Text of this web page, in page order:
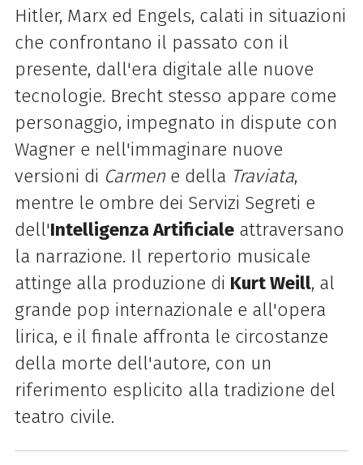
Hitler, Marx ed Engels, calati in situazioni
che confrontano il passato con il
presente, dall'era digitale alle nuove
tecnologie. Brecht stesso appare come
personaggio, impegnato in dispute con
Wagner e nell'immaginare nuove
versioni di Carmene della Traviata,
mentre le ombre dei Servizi Segreti e
dell'Intelligenza Artificialeattraversano
la narrazione. Il repertorio musicale
attinge alla produzione di Kurt Weill, al
grande pop internazionale e all'opera
lirica, e il finale affronta le circostanze
della morte dell'autore, con un
riferimento esplicito alla tradizione del
teatro civile.